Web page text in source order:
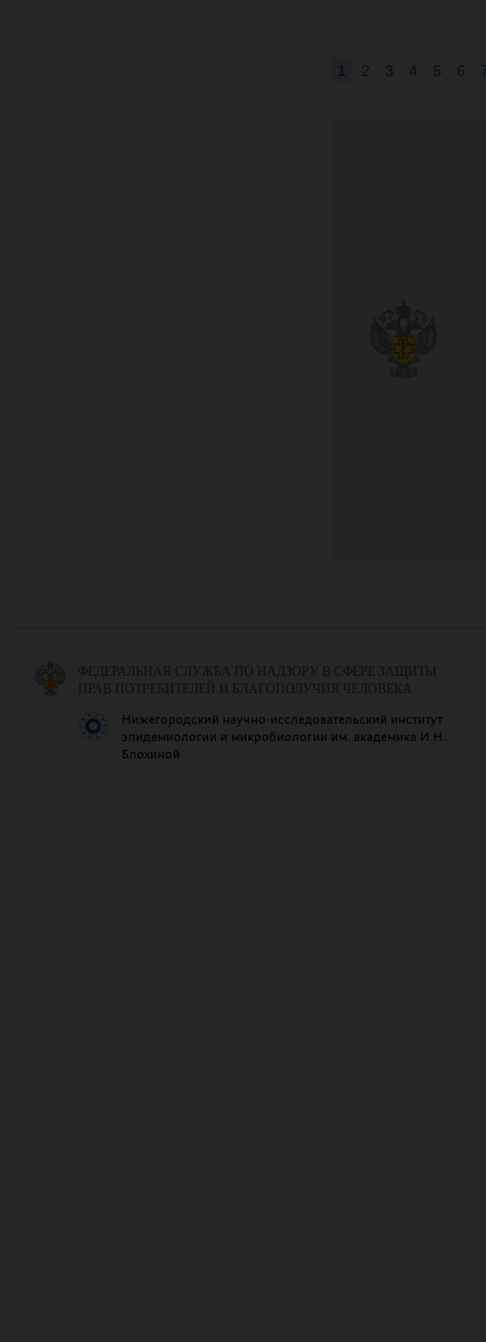
1 2 3 4 5 6
ФЕДЕРАЛЬНАЯ СЛУЖБА ПО НАДЗОРУ В СФЕРЕ ЗАЩИТЫ
ПРАВ ПОТРЕБИТЕЛЕЙ И БЛАГОПОЛУЧИЯ ЧЕЛОВЕКА
Нижегородский научно-исследовательский институт
эпидемиологии и микробиологии им. академика И.Н.
Блохиной